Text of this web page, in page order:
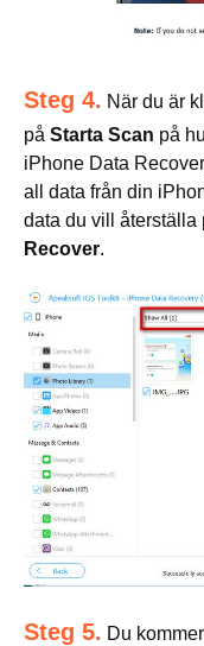
Steg 4. När du är
på Starta Scan på
iPhone Data
all data från din
data du vill återställa
Recover.
Steg 5. Du